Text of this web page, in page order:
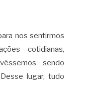
nos sentirmos
cotidianas,
sendo
lugar, tudo